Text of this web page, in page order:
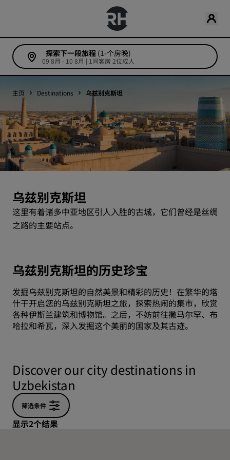
探索下一段旅程 (1-个房晚)
09 8月 - 10 8月 | 1间客房 2位成人
主页 Destinations 乌兹别克斯坦
乌兹别克斯坦
这里有着诸多中亚地区引人入胜的古城，它们曾经是丝绸
之路的主要站点。
乌兹别克斯坦的历史珍宝
发掘乌兹别克斯坦的自然美景和精彩的历史！在繁华的塔
什干开启您的乌兹别克斯坦之旅，探索热闹的集市，欣赏
各种伊斯兰建筑和博物馆。之后，不妨前往撒马尔罕、布
哈拉和希瓦，深入发掘这个美丽的国家及其古迹。
Discover our city destinations in
Uzbekistan
筛选条件
显示2个结果